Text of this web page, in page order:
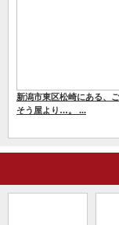
新潟市東区松崎にある、
そう屋より…。 ...